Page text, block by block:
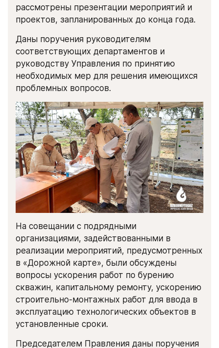
рассмотрены презентации мероприятий и
проектов, запланированных до конца года.
Даны поручения руководителям
соответствующих департаментов и
руководству Управления по принятию
необходимых мер для решения имеющихся
проблемных вопросов.
На совещании с подрядными
организациями, задействованными в
реализации мероприятий, предусмотренных
в «Дорожной карте», были обсуждены
вопросы ускорения работ по бурению
скважин, капитальному ремонту, ускорению
строительно-монтажных работ для ввода в
эксплуатацию технологических объектов в
установленные сроки.
Председателем Правления даны поручения